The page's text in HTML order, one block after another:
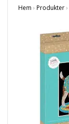
Hem › Produkter›